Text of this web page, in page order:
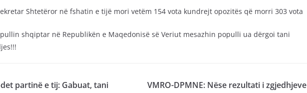
Shtetëror në fshatin e tijë mori vetëm 154 vota kundrejt opozitës që morri 303 vota
shqiptar në Republikën e Maqedonisë së Veriut mesazhin populli ua dërgoi tani
partinë e tij: Gabuat, tani
VMRO-DPMNE: Nëse rezultati i zgjedhjeve